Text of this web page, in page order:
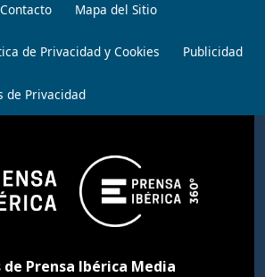
Contacto Mapa del Sitio
de Privacidad y Cookies Publicidad
de Privacidad
Prensa Ibérica Media